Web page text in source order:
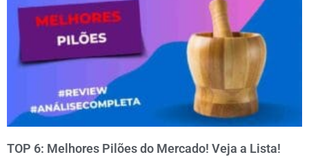
TOP 6: Melhores Pilões do Mercado! Veja a Lista!